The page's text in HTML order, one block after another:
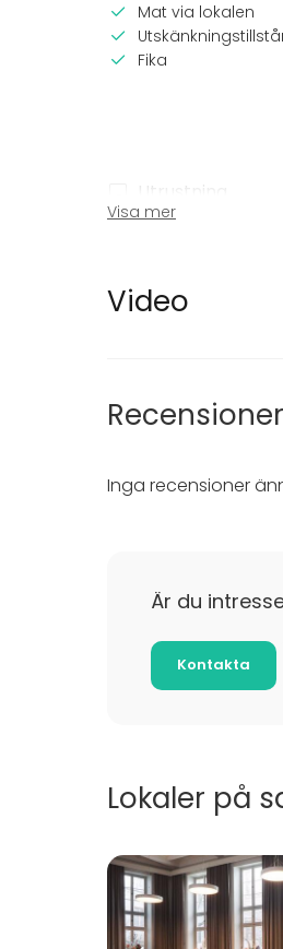
Mat via lokalen
Fika
Utrustning
Scen
Visa mer
Video
Recensioner
Inga recensioner
Är du
Kontakta
Lokaler på